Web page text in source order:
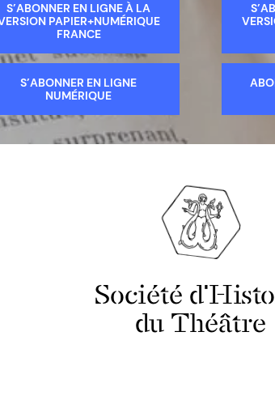
S’ABONNER EN LIGNE À LA
PAPIER+NUMÉRIQUE
FRANCE
S’ABONNER EN LIGNE
NUMÉRIQUE
Société
du Théâtre